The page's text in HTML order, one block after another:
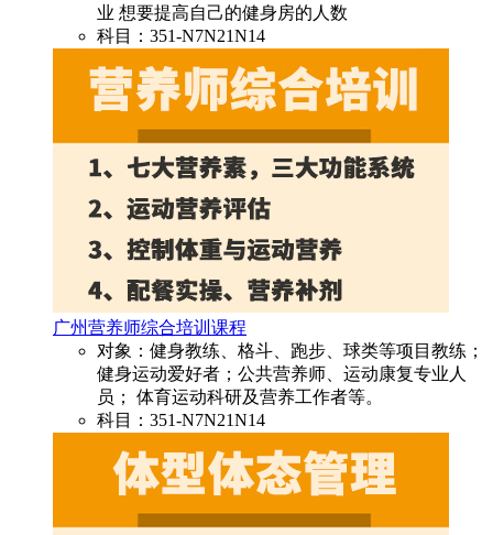
业 想要提高自己的健身房的人数
科目：351-N7N21N14
广州营养师综合培训课程
对象：健身教练、格斗、跑步、球类等项目教练；
健身运动爱好者；公共营养师、运动康复专业人
员； 体育运动科研及营养工作者等。
科目：351-N7N21N14